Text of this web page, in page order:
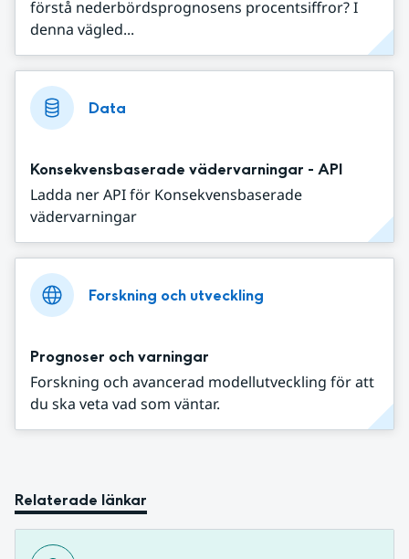
förstå nederbördsprognosens procentsiffror? I
denna vägled...
Data
Konsekvensbaserade vädervarningar - API
Ladda ner API för Konsekvensbaserade
vädervarningar
Forskning och utveckling
Prognoser och varningar
Forskning och avancerad modellutveckling för att
du ska veta vad som väntar.
Relaterade länkar